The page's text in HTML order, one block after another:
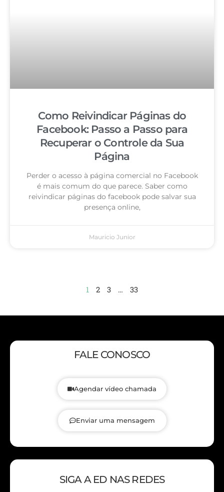
Como Reivindicar Páginas do
Facebook: Passo a Passo para
Recuperar o Controle da Sua
Página
Perder o acesso à página comercial no Facebook
é mais comum do que parece. Saber como
reivindicar páginas do facebook pode salvar sua
presença online,
Mauricio Junior
1 2 3 … 33
FALE CONOSCO
Agendar vídeo chamada
Enviar uma mensagem
SIGA A ED NAS REDES